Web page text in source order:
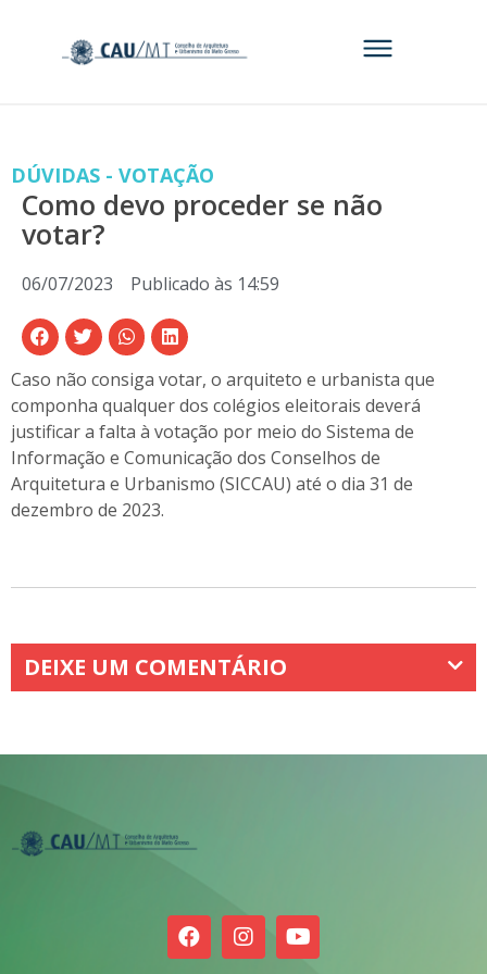
DÚVIDAS - VOTAÇÃO
Como devo proceder se não
votar?
06/07/2023 Publicado às 14:59
Caso não consiga votar, o arquiteto e urbanista que
componha qualquer dos colégios eleitorais deverá
justificar a falta à votação por meio do Sistema de
Informação e Comunicação dos Conselhos de
Arquitetura e Urbanismo (SICCAU) até o dia 31 de
dezembro de 2023.
DEIXE UM COMENTÁRIO